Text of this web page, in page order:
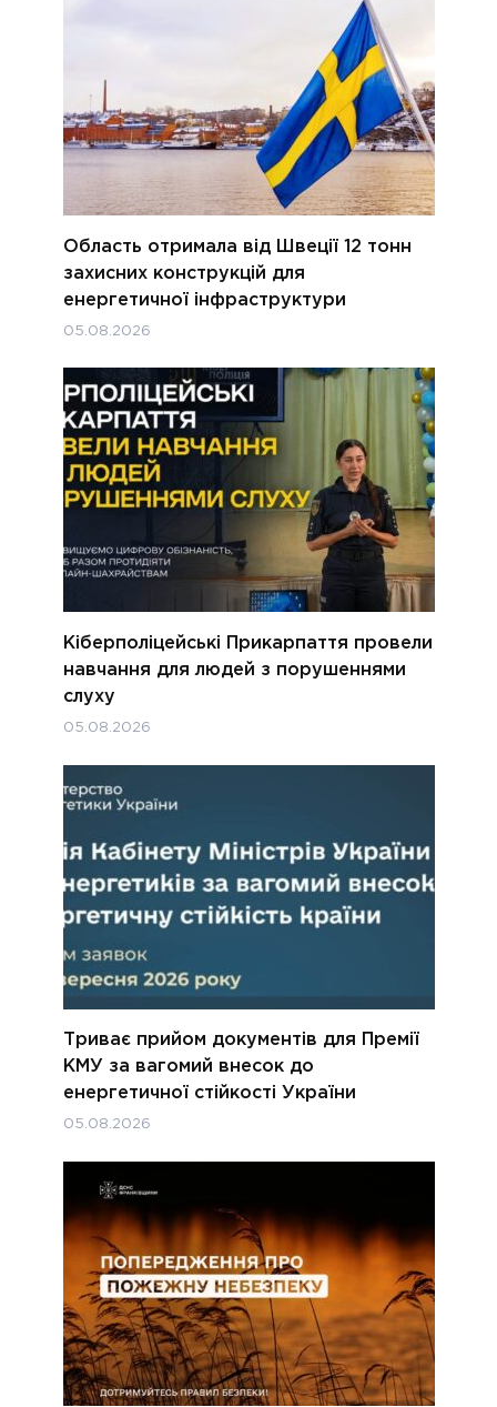
Область отримала від Швеції 12 тонн
захисних конструкцій для
енергетичної інфраструктури
05.08.2026
Кіберполіцейські Прикарпаття провели
навчання для людей з порушеннями
слуху
05.08.2026
Триває прийом документів для Премії
КМУ за вагомий внесок до
енергетичної стійкості України
05.08.2026